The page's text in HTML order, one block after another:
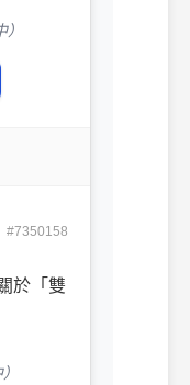
#7350158
於「雙